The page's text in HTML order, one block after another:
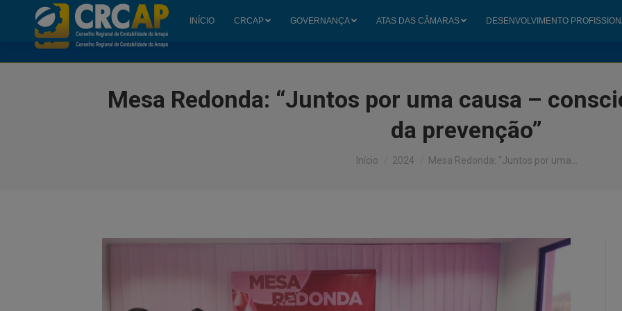
Mesa Redonda: “Juntos por uma causa –
da prevenção”
Início 2024 Mesa Redonda: “Juntos por uma…
INÍCIO CRCAP GOVERNANÇA ATAS DAS CÂMARAS DESENVOLVIMENTO